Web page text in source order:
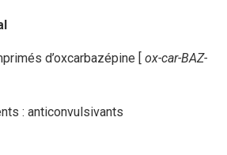
d’oxcarbazépine [ ox-car-BAZ-
: anticonvulsivants